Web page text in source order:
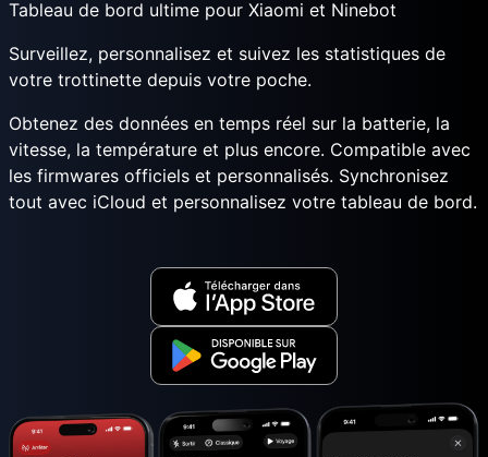
Tableau de bord ultime pour Xiaomi et Ninebot
Surveillez, personnalisez et suivez les statistiques de
votre trottinette depuis votre poche.
Obtenez des données en temps réel sur la batterie, la
vitesse, la température et plus encore. Compatible avec
les firmwares officiels et personnalisés. Synchronisez
tout avec iCloud et personnalisez votre tableau de bord.